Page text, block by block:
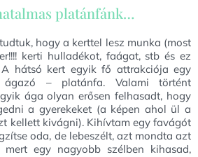
platánfánk…
hogy a kerttel lesz munka (most
kerti hulladékot, faágat, stb és ez
hátsó kert egyik fő attrakciója egy
– platánfa. Valami történt
ága olyan erősen felhasadt, hogy
a gyerekeket (a képen ahol ül a
kellett kivágni). Kihívtam egy favágót
oda, de lebeszélt, azt mondta azt
egy nagyobb szélben kihasad,